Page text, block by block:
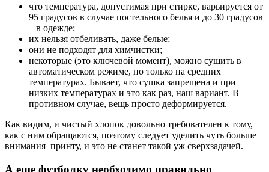
что температура, допустимая при стирке, варьируется от
95 градусов в случае постельного белья и до 30 градусов
– в одежде;
их нельзя отбеливать, даже белые;
они не подходят для химчистки;
некоторые (это ключевой момент), можно сушить в
автоматическом режиме, но только на средних
температурах. Бывает, что сушка запрещена и при
низких температурах и это как раз, наш вариант. В
противном случае, вещь просто деформируется.
Как видим, и чистый хлопок довольно требователен к тому,
как с ним обращаются, поэтому следует уделить чуть больше
внимания принту, и это не станет такой уж сверхзадачей.
А еще футболку необходимо правильно